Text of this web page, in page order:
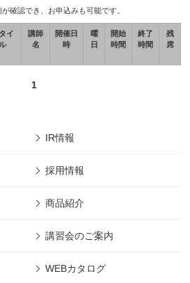
確認でき、お申込みも可能です。
イ
講師
名
開催日
時
曜
日
開始
時間
終了
時間
残
席
1
IR情報
採用情報
商品紹介
講習会のご案内
WEBカタログ